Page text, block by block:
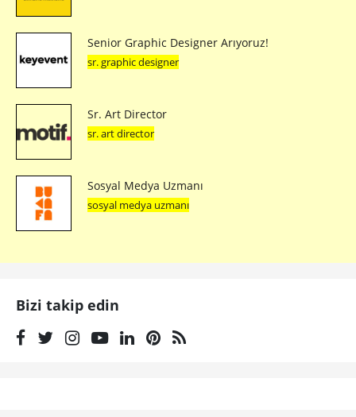
Senior Graphic Designer Arıyoruz!
sr. graphic designer
Sr. Art Director
sr. art director
Sosyal Medya Uzmanı
sosyal medya uzmanı
Bizi takip edin